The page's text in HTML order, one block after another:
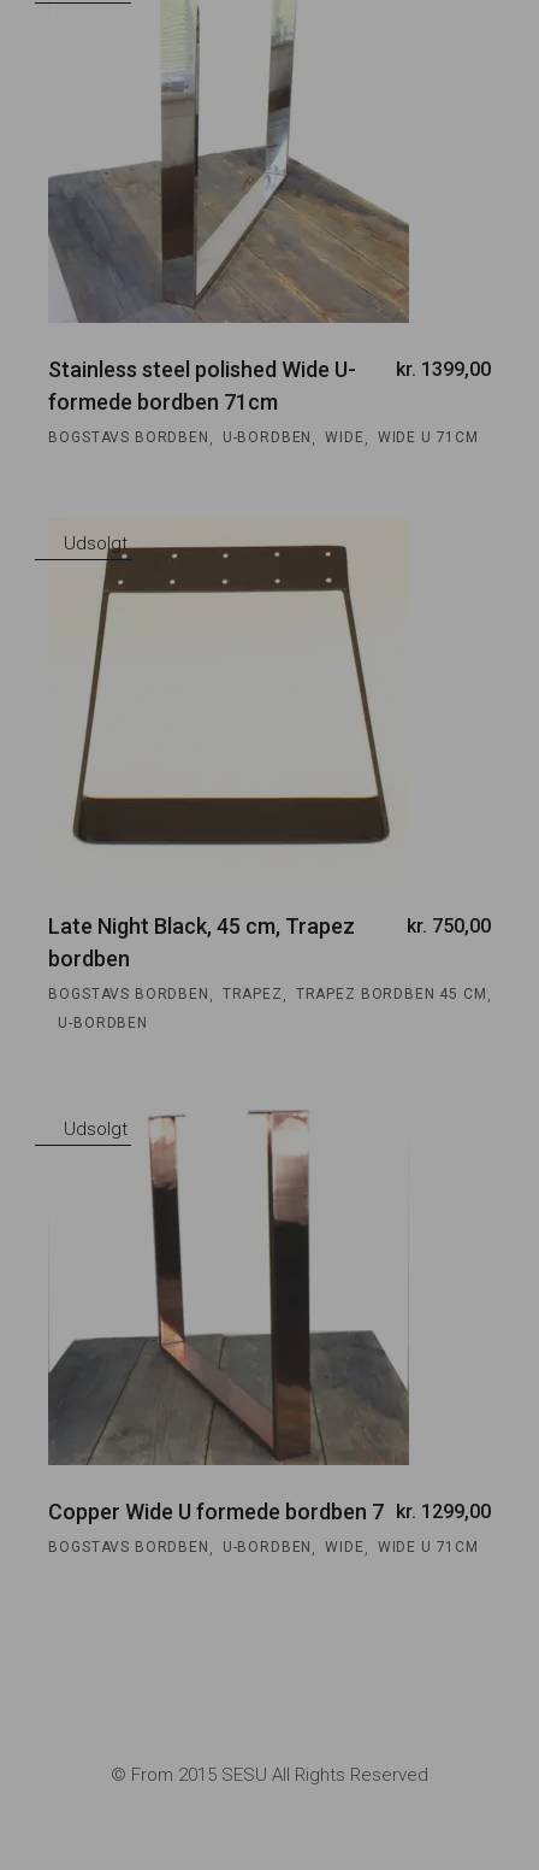
Stainless steel polished Wide U-
formede bordben 71cm
kr. 1399,00
BOGSTAVS BORDBEN , U-BORDBEN , WIDE, WIDE U 71CM
Udsolgt
Late Night Black, 45 cm, Trapez
bordben
kr. 750,00
BOGSTAVS BORDBEN , TRAPEZ , TRAPEZ BORDBEN 45 CM ,
U-BORDBEN
Udsolgt
Copper Wide U formede bordben 7 kr. 1299,00
BOGSTAVS BORDBEN , U-BORDBEN , WIDE, WIDE U 71CM
© From 2015 SESU All Rights Reserved